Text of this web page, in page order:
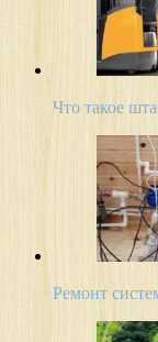
Что такое
Ремонт